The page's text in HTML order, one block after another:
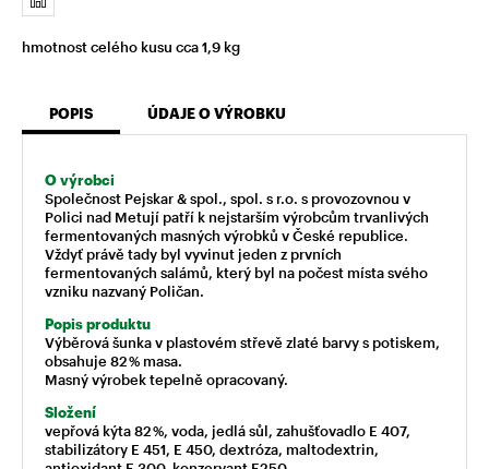
hmotnost celého kusu cca 1,9 kg
POPIS ÚDAJE O VÝROBKU
O výrobci
Společnost Pejskar & spol., spol. s r.o. s provozovnou v
Polici nad Metují patří k nejstarším výrobcům trvanlivých
fermentovaných masných výrobků v České republice.
Vždyť právě tady byl vyvinut jeden z prvních
fermentovaných salámů, který byl na počest místa svého
vzniku nazvaný Poličan.
Popis produktu
Výběrová šunka v plastovém střevě zlaté barvy s potiskem,
obsahuje 82 % masa.
Masný výrobek tepelně opracovaný.
Složení
vepřová kýta 82 %, voda, jedlá sůl, zahušťovadlo E 407,
stabilizátory E 451, E 450, dextróza, maltodextrin,